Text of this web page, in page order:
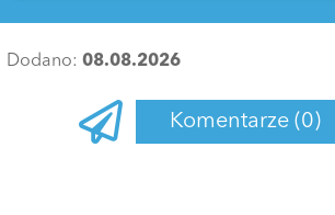
Dodano: 08.08.2026
Komentarze (0)